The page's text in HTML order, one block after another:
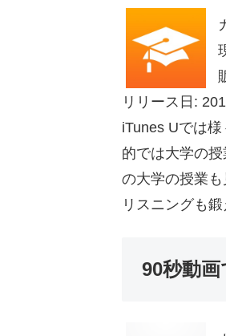
リリース日:
iTunes Uでは
的では大学の
の大学の授業
リスニングも
90秒動画